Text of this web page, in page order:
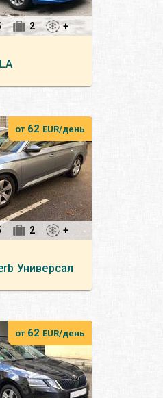
2 +
Универсал
от 62 EUR/день
2 +
от 62 EUR/день